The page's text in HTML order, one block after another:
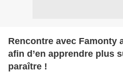
Rencontre avec Famonty
afin d’en apprendre plus
paraître !